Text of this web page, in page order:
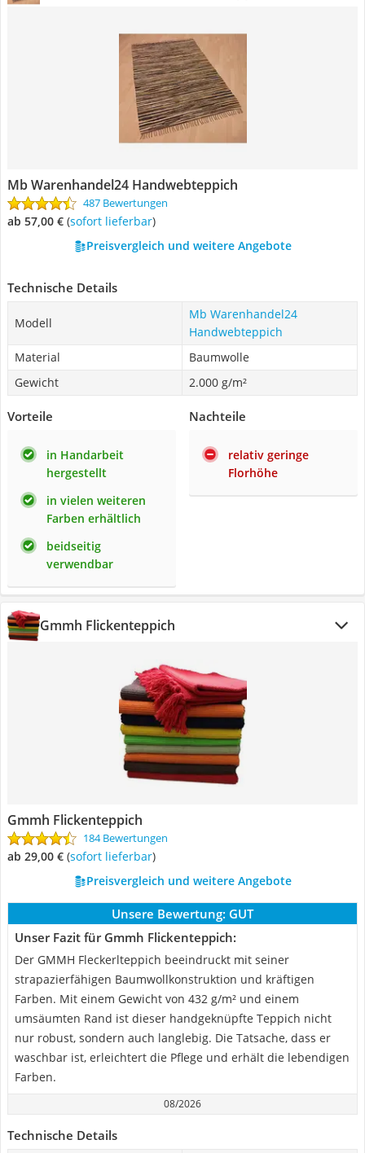
Mb Warenhandel24 Handwebteppich
487 Bewertungen
ab 57,00 € ( Sofort lieferbar)
Preisvergleich und weitere Angebote
Technische Details
Modell
Mb Warenhandel24
Handwebteppich
Material
Baumwolle
Gewicht
2.000 g/m²
Vorteile
in Handarbeit
hergestellt
in vielen weiteren
Farben erhältlich
beidseitig
verwendbar
Nachteile
relativ geringe
Florhöhe
Gmmh Flickenteppich
Gmmh Flickenteppich
184 Bewertungen
ab 29,00 € ( Sofort lieferbar)
Preisvergleich und weitere Angebote
Unsere Bewertung: GUT
Unser Fazit für Gmmh Flickenteppich:
Der GMMH Fleckerlteppich beeindruckt mit seiner
strapazierfähigen Baumwollkonstruktion und kräftigen
Farben. Mit einem Gewicht von 432 g/m² und einem
umsäumten Rand ist dieser handgeknüpfte Teppich nicht
nur robust, sondern auch langlebig. Die Tatsache, dass er
waschbar ist, erleichtert die Pflege und erhält die lebendigen
Farben.
08/2026
Technische Details